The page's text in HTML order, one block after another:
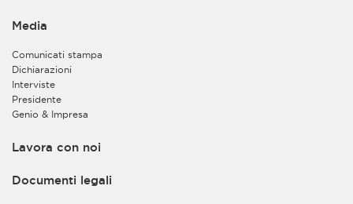
dei dati all’interno del CRM allo scopo di conservare i
migliorare così il supporto e i servizi forniti alle
imprese, anche sviluppando nuovi servizi sulla base
delle esigenze individuate.
Inoltre, sia al fine di valorizzare la complementarietà
sia al fine di semplificare l’esperienza degli utenti,
alle informazioni e all’erogazione dei rispettivi servizi
Media
Comunicati stampa
Dichiarazioni
Interviste
Presidente
Genio & Impresa
Lavora con noi
Documenti legali